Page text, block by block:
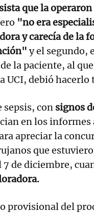
que la
"no era
y carecía de la
y el segundo,
la paciente, al
UCI, debió hacerlo
sepsis, con signos
en los
apreciar la
que
7 de diciembre,
provisional del